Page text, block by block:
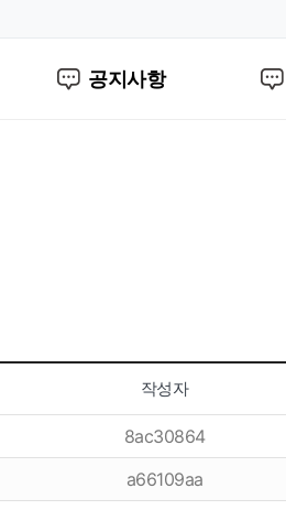
공지사항
작성자
8ac30864
a66109aa